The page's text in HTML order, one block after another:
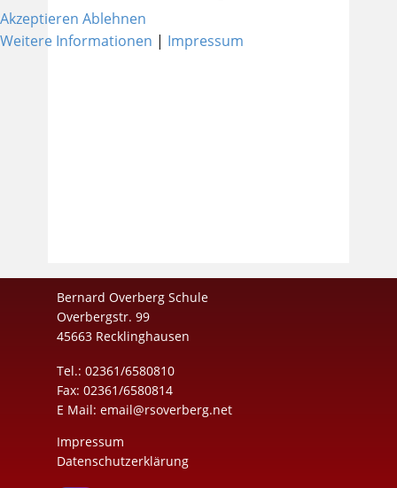
Bernard Overberg Schule
Overbergstr. 99
45663 Recklinghausen
Tel.: 02361/6580810
Fax: 02361/6580814
E Mail: email@rsoverberg.net
Impressum
Datenschutzerklärung
Akzeptieren Ablehnen
Weitere Informationen | Impressum